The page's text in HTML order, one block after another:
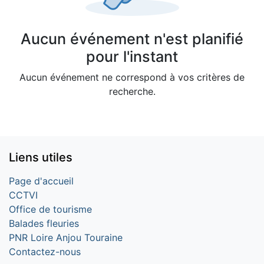
Aucun événement n'est planifié
pour l'instant
Aucun événement ne correspond à vos critères de
recherche.
Liens utiles
Page d'accueil
CCTVI
Office de tourisme
Balades fleuries
PNR Loire Anjou Touraine
Contactez-nous